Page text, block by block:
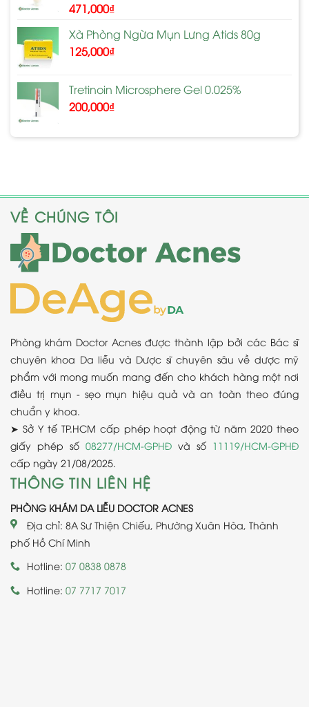
471,000₫
Xà Phòng Ngừa Mụn Lưng Atids 80g
125,000₫
Tretinoin Microsphere Gel 0.025%
200,000₫
VỀ CHÚNG TÔI
Phòng khám Doctor Acnes được thành lập bởi các Bác sĩ
chuyên khoa Da liễu và Dược sĩ chuyên sâu về dược mỹ
phẩm với mong muốn mang đến cho khách hàng một nơi
điều trị mụn - sẹo mụn hiệu quả và an toàn theo đúng
chuẩn y khoa.
➤ Sở Y tế TP.HCM cấp phép hoạt động từ năm 2020 theo
giấy phép số 08277/HCM-GPHĐ và số 11119/HCM-GPHĐ
cấp ngày 21/08/2025.
THÔNG TIN LIÊN HỆ
PHÒNG KHÁM DA LIỄU DOCTOR ACNES
Địa chỉ: 8A Sư Thiện Chiếu, Phường Xuân Hòa, Thành
phố Hồ Chí Minh
Hotline: 07 0838 0878
Hotline: 07 7717 7017